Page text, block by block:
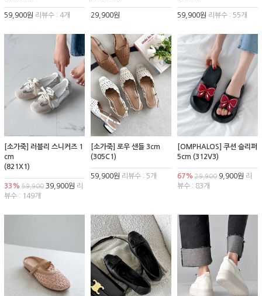
59,900원 리뷰수 : 4개 29,900원 59,900원 리뷰수 : 55개
[소가죽] 러블리 스니커즈 1
cm
(821X1)
33% 59,900 39,900원 리
뷰수 : 149개
[소가죽] 로우 샌들 3cm
(305C1)
59,900원 리뷰수 : 5개
[OMPHALOS] 쿠션 슬리퍼
5cm (312V3)
67% 29,9009,900원 리
뷰수 : 83개